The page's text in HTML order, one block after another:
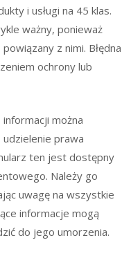
i usługi na 45 klas.
ważny, ponieważ
z nimi. Błędna
ochrony lub
można
prawa
ten jest dostępny
Należy go
uwagę na wszystkie
informacje mogą
do jego umorzenia.